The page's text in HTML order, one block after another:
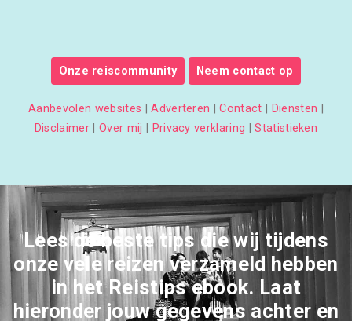
Onze reiscommunity Neem contact op
Aanbevolen websites |Adverteren |Contact Diensten
Disclaimer |Over mij Privacy verklaring |Statistieken
Lees de beste tips die wij tijdens
onze vele reizen verzameld hebben
in het Reistips ebook. Laat
hieronder jouw gegevens achter en